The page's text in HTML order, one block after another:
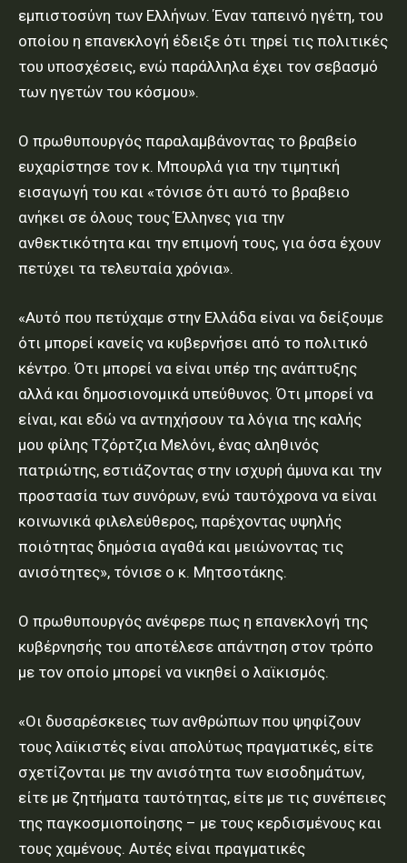
εμπιστοσύνη των Ελλήνων. Έναν ταπεινό ηγέτη, του
οποίου η επανεκλογή έδειξε ότι τηρεί τις πολιτικές
του υποσχέσεις, ενώ παράλληλα έχει τον σεβασμό
των ηγετών του κόσμου».
Ο πρωθυπουργός παραλαμβάνοντας το βραβείο
ευχαρίστησε τον κ. Μπουρλά για την τιμητική
εισαγωγή του και «τόνισε ότι αυτό το βραβειο
ανήκει σε όλους τους Έλληνες για την
ανθεκτικότητα και την επιμονή τους, για όσα έχουν
πετύχει τα τελευταία χρόνια».
«Αυτό που πετύχαμε στην Ελλάδα είναι να δείξουμε
ότι μπορεί κανείς να κυβερνήσει από το πολιτικό
κέντρο. Ότι μπορεί να είναι υπέρ της ανάπτυξης
αλλά και δημοσιονομικά υπεύθυνος. Ότι μπορεί να
είναι, και εδώ να αντηχήσουν τα λόγια της καλής
μου φίλης Τζόρτζια Μελόνι, ένας αληθινός
πατριώτης, εστιάζοντας στην ισχυρή άμυνα και την
προστασία των συνόρων, ενώ ταυτόχρονα να είναι
κοινωνικά φιλελεύθερος, παρέχοντας υψηλής
ποιότητας δημόσια αγαθά και μειώνοντας τις
ανισότητες», τόνισε ο κ. Μητσοτάκης.
Ο πρωθυπουργός ανέφερε πως η επανεκλογή της
κυβέρνησής του αποτέλεσε απάντηση στον τρόπο
με τον οποίο μπορεί να νικηθεί ο λαϊκισμός.
«Οι δυσαρέσκειες των ανθρώπων που ψηφίζουν
τους λαϊκιστές είναι απολύτως πραγματικές, είτε
σχετίζονται με την ανισότητα των εισοδημάτων,
είτε με ζητήματα ταυτότητας, είτε με τις συνέπειες
της παγκοσμιοποίησης – με τους κερδισμένους και
τους χαμένους. Αυτές είναι πραγματικές